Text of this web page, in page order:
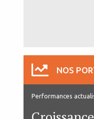
NOS
Performances